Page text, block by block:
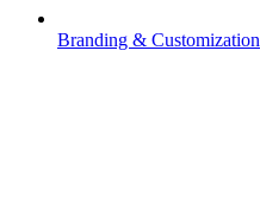
Branding & Customization